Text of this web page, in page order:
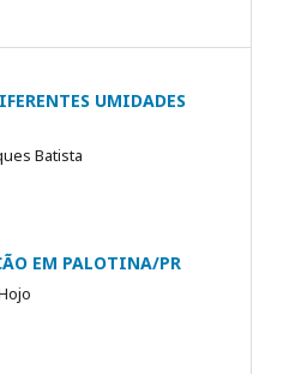
UMIDADES
Batista
EM PALOTINA/PR